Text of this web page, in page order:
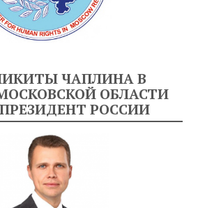
ЧАПЛИНА В
ОБЛАСТИ
РОССИИ